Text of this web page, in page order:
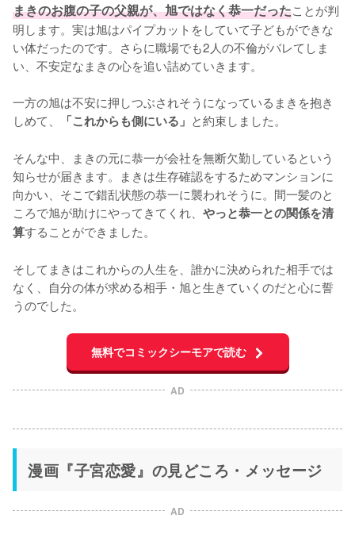
まきのお腹の子の父親が、旭ではなく恭一だったことが判
明します。実は旭はパイプカットをしていて子どもができな
い体だったのです。さらに職場でも2人の不倫がバレてしま
い、不安定なまきの心を追い詰めていきます。
一方の旭は不安に押しつぶされそうになっているまきを抱き
しめて、
「これからも側にいる」 と約束しました。
そんな中、まきの元に恭一が会社を無断欠勤しているという
知らせが届きます。まきは生存確認をするためマンションに
向かい、そこで錯乱状態の恭一に襲われそうに。間一髪のと
ころで旭が助けにやってきてくれ、 やっと恭一との関係を清
算することができました。
そしてまきはこれからの人生を、誰かに決められた相手では
なく、自分の体が求める相手・旭と生きていくのだと心に誓
うのでした。
無料でコミックシーモアで読む
AD
漫画『子宮恋愛』の見どころ・メッセージ
AD